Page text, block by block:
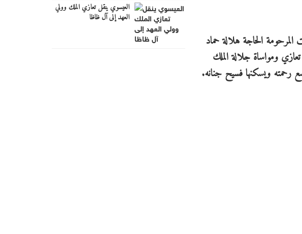
الحاجة هلالة حماد
ومواساة جلالة الملك
رحمته ويسكنها فسيح جنانه.
العيسوي ينقل تعازي الملك وولي
العهد إلى آل ظاظا